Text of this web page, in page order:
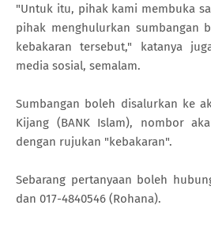
"Untuk itu, pihak kami membuka
pihak menghulurkan sumbangan
kebakaran tersebut," katanya
media sosial, semalam.
Sumbangan boleh disalurkan ke
Kijang (BANK Islam), nombor
dengan rujukan "kebakaran".
Sebarang pertanyaan boleh
dan 017-4840546 (Rohana).